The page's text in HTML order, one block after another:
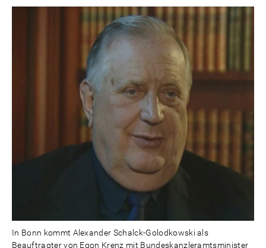
In Bonn kommt Alexander Schalck-Golodkowski als
Beauftragter von Egon Krenz mit Bundeskanzleramtsminister